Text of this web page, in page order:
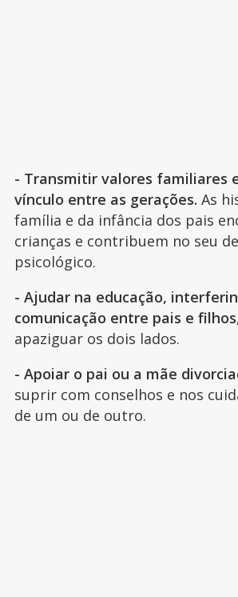
- Transmitir valores familiares
vínculo entre as gerações. As
família e da infância dos pais
crianças e contribuem no seu
psicológico.
- Ajudar na educação,
comunicação entre pais e
apaziguar os dois lados.
- Apoiar o pai ou a mãe
suprir com conselhos e nos
de um ou de outro.